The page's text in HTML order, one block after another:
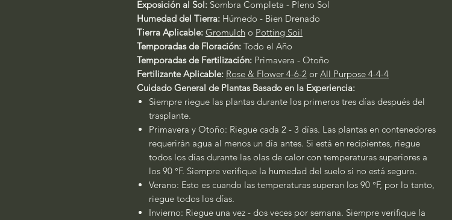
Exposición al Sol: Sombra Completa - Pleno Sol
Humedad del Tierra: Húmedo - Bien Drenado
Tierra Aplicable: Gromulch o Potting Soil
Temporadas de Floración: Todo el Año
Temporadas de Fertilización: Primavera - Otoño
Fertilizante Aplicable: Rose & Flower 4-6-2 or All Purpose 4-4-4
Cuidado General de Plantas Basado en la Experiencia:
Siempre riegue las plantas durante los primeros tres días después del
trasplante.
Primavera y Otoño: Riegue cada 2 - 3 días. Las plantas en contenedores
requerirán agua al menos un día antes. Si está en recipientes, riegue
todos los días durante las olas de calor con temperaturas superiores a
los 90 °F. Siempre verifique la humedad del suelo si no está seguro.
Verano: Esto es cuando las temperaturas superan los 90 °F, por lo tanto,
riegue todos los días.
Invierno: Riegue una vez - dos veces por semana. Siempre verifique la